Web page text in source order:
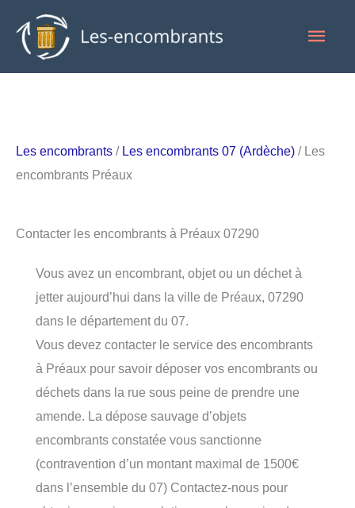
contenu
Les encombrants / Les encombrants 07 (Ardèche) / Les
encombrants Préaux
Contacter les encombrants à Préaux 07290
Vous avez un encombrant, objet ou un déchet à
jetter aujourd’hui dans la ville de Préaux, 07290
dans le département du 07.
Vous devez contacter le service des encombrants
à Préaux pour savoir déposer vos encombrants ou
déchets dans la rue sous peine de prendre une
amende. La dépose sauvage d’objets
encombrants constatée vous sanctionne
(contravention d’un montant maximal de 1500€
dans l’ensemble du 07) Contactez-nous pour